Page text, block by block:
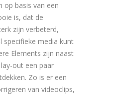
op basis van een
is, dat de
zijn verbeterd,
specifieke media kunt
Elements zijn naast
out een paar
Zo is er een
van videoclips,